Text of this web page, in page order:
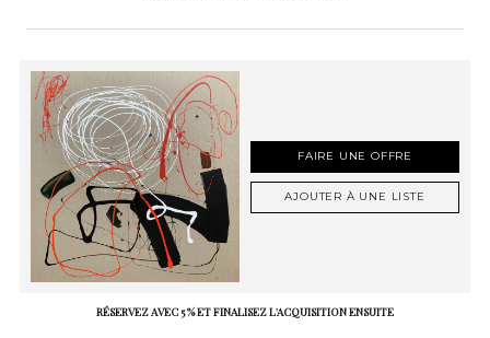
FAIRE UNE OFFRE
AJOUTER À UNE LISTE
RÉSERVEZ AVEC 5 % ET FINALISEZ L'ACQUISITION ENSUITE